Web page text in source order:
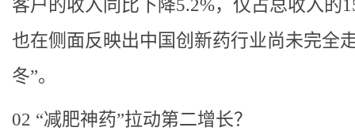
客户的收入同比下降5.2%，仅占总收入的
也在侧面反映出中国创新药行业尚未完全
冬”。
02 “减肥神药”拉动第二增长？